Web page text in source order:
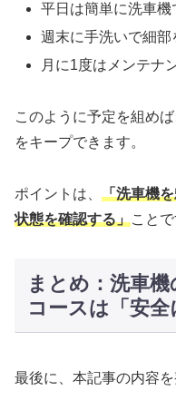
平日は簡単に洗車機
週末に手洗いで細部
月に1度はメンテナ
このように予定を組め
をキープできます。
ポイントは、 「洗車機
状態を確認する」ことで
まとめ：洗車
コースは「安全
最後に、本記事の内容